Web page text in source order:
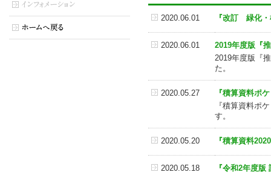
2020.06.01 『改訂 緑化
2020.06.01
2019年度版『
2019年度版『
た。 訂正
2020.05.27
『積算資料ポ
『積算資料ポ
す。
2020.05.20 『積算資料
2020.05.18 『令和2年度